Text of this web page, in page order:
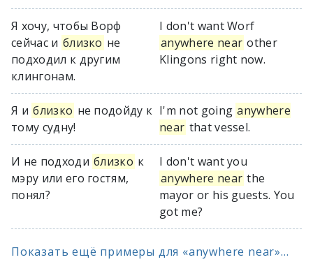
Я хочу, чтобы Ворф
сейчас и близко не
подходил к другим
клингонам.
I don't want Worf
anywhere near other
Klingons right now.
Я и близко не подойду к
тому судну!
I'm not going anywhere
near that vessel.
И не подходи близко к
мэру или его гостям,
понял?
I don't want you
anywhere near the
mayor or his guests. You
got me?
Показать ещё примеры для «anywhere near»...